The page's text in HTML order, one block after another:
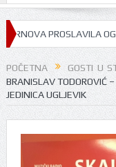
PROSLAVILA
POČETNA GOSTI U
BRANISLAV TODOROVIĆ
JEDINICA UGLJEVIK